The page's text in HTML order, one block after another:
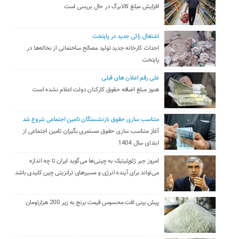
افزایش مبلغ کالابرگ در حال بررسی است
اشتغال زائی جدید در پایتخت
احداث کارخانه جدید تولید مصالح ساختمانی از نخاله‌ها در
پایتخت
علی رقم اعلان های قبلی
هنوز مبلغ اضافه حقوق کارکنان دولت اعلام نشده است
متناسب سازی حقوق بازنشستگان تامین اجتماعی شروع شد
آغاز متناسب سازی حقوق مستمری بگیران تامین اجتماعی از
ابتدای سال 1404
امروز جبر ژئوپلیتیک به چینی‌ها می‌گوید ایران تا چه اندازه
می‌تواند برای آینده انرژی و مسیرهای ترانزیتی چین کلیدی باشد
پیش بینی افت محسوس قیمت برنج به زیر 200 هزارتومان